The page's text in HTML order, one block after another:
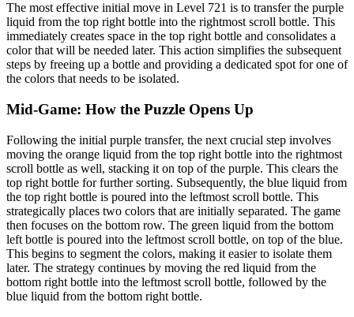
The most effective initial move in Level 721 is to transfer the purple
liquid from the top right bottle into the rightmost scroll bottle. This
immediately creates space in the top right bottle and consolidates a
color that will be needed later. This action simplifies the subsequent
steps by freeing up a bottle and providing a dedicated spot for one of
the colors that needs to be isolated.
Mid-Game: How the Puzzle Opens Up
Following the initial purple transfer, the next crucial step involves
moving the orange liquid from the top right bottle into the rightmost
scroll bottle as well, stacking it on top of the purple. This clears the
top right bottle for further sorting. Subsequently, the blue liquid from
the top right bottle is poured into the leftmost scroll bottle. This
strategically places two colors that are initially separated. The game
then focuses on the bottom row. The green liquid from the bottom
left bottle is poured into the leftmost scroll bottle, on top of the blue.
This begins to segment the colors, making it easier to isolate them
later. The strategy continues by moving the red liquid from the
bottom right bottle into the leftmost scroll bottle, followed by the
blue liquid from the bottom right bottle.